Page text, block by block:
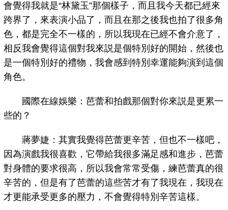
會覺得我就是“林黛玉”那個樣子，而且我今天都已經來
跨界了，來表演小品了，而且在那之後我也拍了很多角
色，都是完全不一樣的，所以我現在已經不會介意了，
相反我會覺得這個對我來説是個特別好的開始，然後也
是一個特別好的禮物，我會感到特別幸運能夠演到這個
角色。
國際在線娛樂：芭蕾和拍戲那個對你來説是更累一
些的？
蔣夢婕：其實我覺得芭蕾更辛苦，但也不一樣吧，
因為演戲我很喜歡，它帶給我很多滿足感和進步，芭蕾
對身體的要求很高，所以我會常常受傷，練芭蕾真的很
辛苦的，但是有了芭蕾的這些苦才有了我現在，我現在
才更能承受更多的壓力，不會覺得特別辛苦這樣。